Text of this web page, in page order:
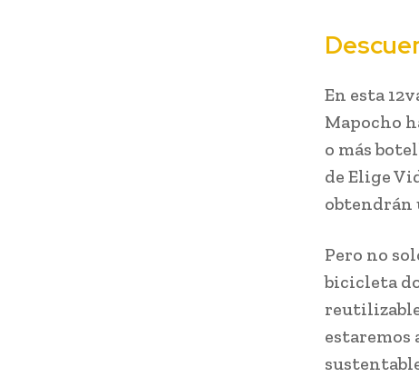
En esta
Mapocho
o más
de Elige
obtendrán
Pero no
bicicleta